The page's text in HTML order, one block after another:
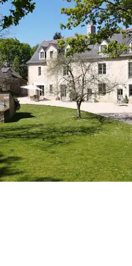
Style contemporain
Vue Erdre
Vue mer
Style ancien
Parking / Garage
Ascenseur
Château / Manoir